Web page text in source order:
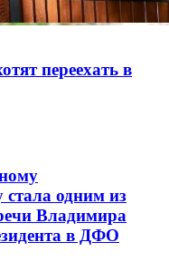
переехать в
одним из
Владимира
в ДФО